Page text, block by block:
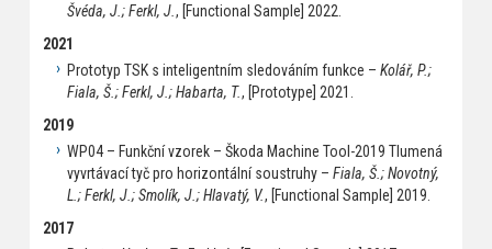
Švéda, J.; Ferkl, J., [Functional Sample] 2022.
2021
Prototyp TSK s inteligentním sledováním funkce – Kolář, P.;
Fiala, Š.; Ferkl, J.; Habarta, T., [Prototype] 2021.
2019
WP04 – Funkční vzorek – Škoda Machine Tool-2019 Tlumená
vyvrtávací tyč pro horizontální soustruhy – Fiala, Š.; Novotný,
L.; Ferkl, J.; Smolík, J.; Hlavatý, V., [Functional Sample] 2019.
2017